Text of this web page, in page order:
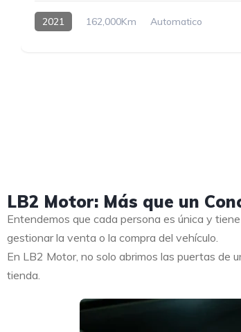
2021 162,000Km Automatico
LB2 Motor: Más que un
Entendemos que cada persona es única y
gestionar la venta o la compra del vehículo.
En LB2 Motor, no solo abrimos las puertas de
tienda.